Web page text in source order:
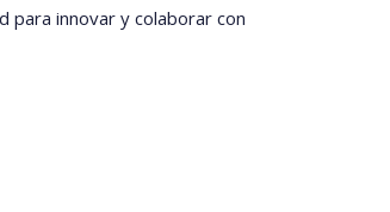
para innovar y colaborar con